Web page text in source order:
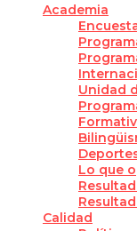
Academia
Unidad
Lo que
Calidad